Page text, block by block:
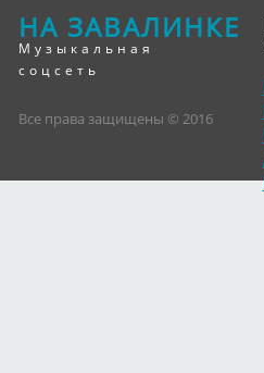
НА ЗАВАЛИНКЕ
Музыкальная
соцсеть
Все права защищены © 2016